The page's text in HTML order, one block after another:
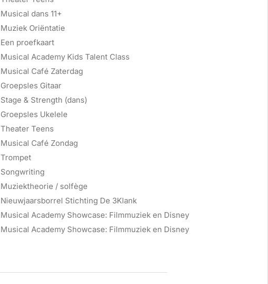
Musical dans 11+
Muziek Oriëntatie
Een proefkaart
Musical Academy Kids Talent Class
Musical Café Zaterdag
Groepsles Gitaar
Stage & Strength (dans)
Groepsles Ukelele
Theater Teens
Musical Café Zondag
Trompet
Songwriting
Muziektheorie / solfège
Nieuwjaarsborrel Stichting De 3Klank
Musical Academy Showcase: Filmmuziek en Disney
Musical Academy Showcase: Filmmuziek en Disney